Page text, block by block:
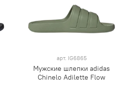
арт. IG6865
Мужские шлепки adidas
Chinelo Adilette Flow